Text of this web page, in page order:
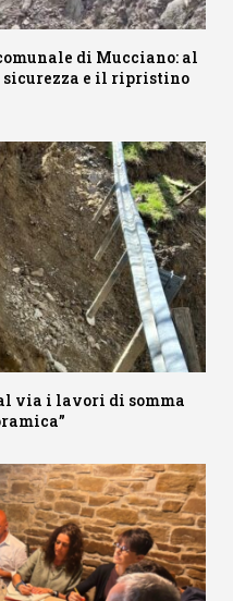
di Mucciano: al
e il ripristino
via i lavori di somma